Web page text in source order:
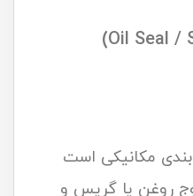
مکانیکی است
روغن یا گریس و